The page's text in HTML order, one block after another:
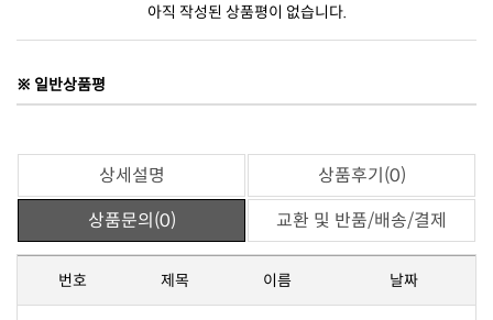
아직 작성된 상품평이 없습니다.
※ 일반상품평
상세설명
상품후기(0)
상품문의(0)
교환 및 반품/배송/결제
번호 제목 이름 날짜